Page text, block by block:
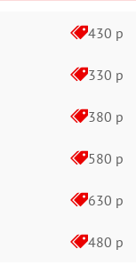
430 р
330 р
380 р
580 р
630 р
480 р